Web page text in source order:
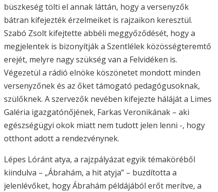
büszkeség tölti el annak láttán, hogy a versenyzők
bátran kifejezték érzelmeiket is rajzaikon keresztül.
Szabó Zsolt kifejtette abbéli meggyőződését, hogy a
megjelentek is bizonyítják a Szentlélek közösségteremtő
erejét, melyre nagy szükség van a Felvidéken is.
Végezetül a rádió elnöke köszönetet mondott minden
versenyzőnek és az őket támogató pedagógusoknak,
szülőknek. A szervezők nevében kifejezte háláját a Limes
Galéria igazgatónőjének, Farkas Veronikának – aki
egészségügyi okok miatt nem tudott jelen lenni -, hogy
otthont adott a rendezvénynek.
Lépes Lóránt atya, a rajzpályázat egyik témaköréből
kiindulva – „Ábrahám, a hit atyja” – buzdította a
jelenlévőket, hogy Ábrahám példájából erőt merítve, a